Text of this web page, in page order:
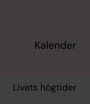
Kalender
Livets högtider